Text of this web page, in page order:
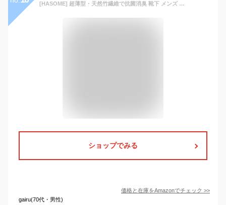
[HASOME] 超薄型・天然竹繊維で抗菌消臭 靴下 メンズ 10足セット くるぶしソックス ビジネスソックス 夏用 薄型 竹繊維 通気性 蒸れない メッシュ 柔らかい 紳士靴下 ショートソックス 通勤 通学 くつ下 (24~27cm, ブラック 10足組)
ショップでみる
価格と在庫をAmazonでチェック >>
gairu(70代・男性)